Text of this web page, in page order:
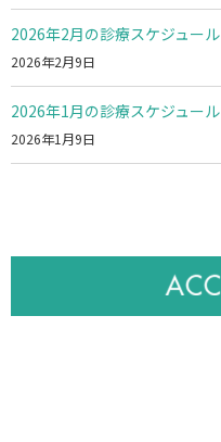
2026年2月の診療スケジュール
2026年2月9日
2026年1月の診療スケジュール
2026年1月9日